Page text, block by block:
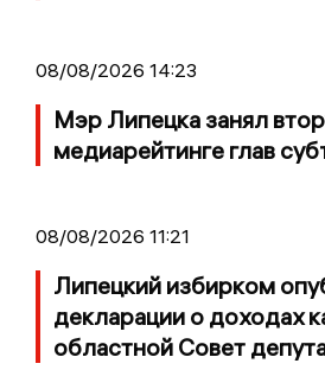
08/08/2026 14:23
Мэр Липецка занял
медиарейтинге глав
08/08/2026 11:21
Липецкий избирком
декларации о доходах
областной Совет